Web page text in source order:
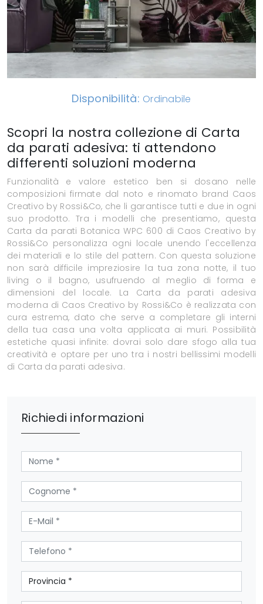
Disponibilità: Ordinabile
Scopri la nostra collezione di Carta
da parati adesiva: ti attendono
differenti soluzioni moderna
Funzionalità e valore estetico ben si dosano nelle
composizioni firmate dal noto e rinomato brand Caos
Creativo by Rossi&Co, che li garantisce tutti e due in ogni
suo prodotto. Tra i modelli che presentiamo, questa
Carta da parati Botanica WPC 600 di Caos Creativo by
Rossi&Co personalizza ogni locale unendo l'eccellenza
dei materiali e lo stile del pattern. Con questa soluzione
non sarà difficile impreziosire la tua zona notte, il tuo
living o il bagno, usufruendo al meglio di forma e
dimensioni del locale. La Carta da parati adesiva
moderna di Caos Creativo by Rossi&Co è realizzata con
cura estrema, dato che serve a completare gli interni
della tua casa una volta applicata ai muri. Possibilità
estetiche quasi infinite: dovrai solo dare sfogo alla tua
creatività e optare per uno tra i nostri bellissimi modelli
di Carta da parati adesiva.
Richiedi informazioni